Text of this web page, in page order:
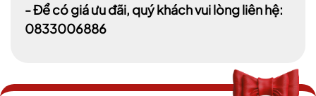
- Để có giá ưu đãi, quý khách vui lòng liên hệ:
0833006886